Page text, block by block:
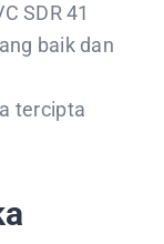
SDR 41
baik dan
tercipta